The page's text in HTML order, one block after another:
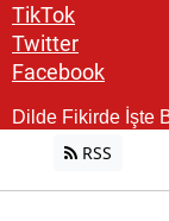
TikTok
Twitter
Facebook
Dilde Fikirde İşte
RSS